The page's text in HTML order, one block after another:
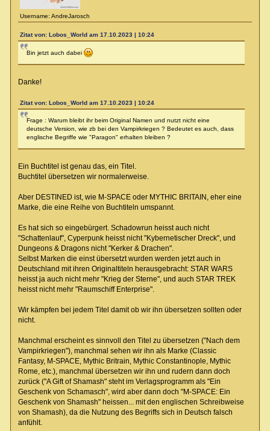
Username: AndreJarosch
Zitat von: Lobos_World am 17.10.2023 | 10:24
Bin jetzt auch dabei
Danke!
Zitat von: Lobos_World am 17.10.2023 | 10:24
Frage : Warum bleibt ihr beim Original Namen und nutzt nicht eine
deutsche Version, wie zb bei den Vampirkriegen ? Bedeutet es auch, dass
englische Begriffe wie "Paragon" erhalten bleiben ?
Ein Buchtitel ist genau das, ein Titel.
Buchtitel übersetzen wir normalerweise.
Aber DESTINED ist, wie M-SPACE oder MYTHIC BRITAIN, eher eine
Marke, die eine Reihe von Buchtiteln umspannt.
Es hat sich so eingebürgert. Schadowrun heisst auch nicht
"Schattenlauf", Cyperpunk heisst nicht "Kybernetischer Dreck", und
Dungeons & Dragons nicht "Kerker & Drachen".
Selbst Marken die einst übersetzt wurden werden jetzt auch in
Deutschland mit ihren Originaltiteln herausgebracht: STAR WARS
heisst ja auch nicht mehr "Krieg der Sterne", und auch STAR TREK
heisst nicht mehr "Raumschiff Enterprise".
Wir kämpfen bei jedem Titel damit ob wir ihn übersetzen sollten oder
nicht.
Manchmal erscheint es sinnvoll den Titel zu übersetzen ("Nach dem
Vampirkriegen"), manchmal sehen wir ihn als Marke (Classic
Fantasy, M-SPACE, Mythic Britrain, Mythic Constantinople, Mythic
Rome, etc.), manchmal übersetzen wir ihn und rudern dann doch
zurück ("A Gift of Shamash" steht im Verlagsprogramm als "Ein
Geschenk von Schamasch", wird aber dann doch "M-SPACE: Ein
Geschenk von Shamash" heissen... mit den englischen Schreibweise
von Shamash), da die Nutzung des Begriffs sich in Deutsch falsch
anfühlt.